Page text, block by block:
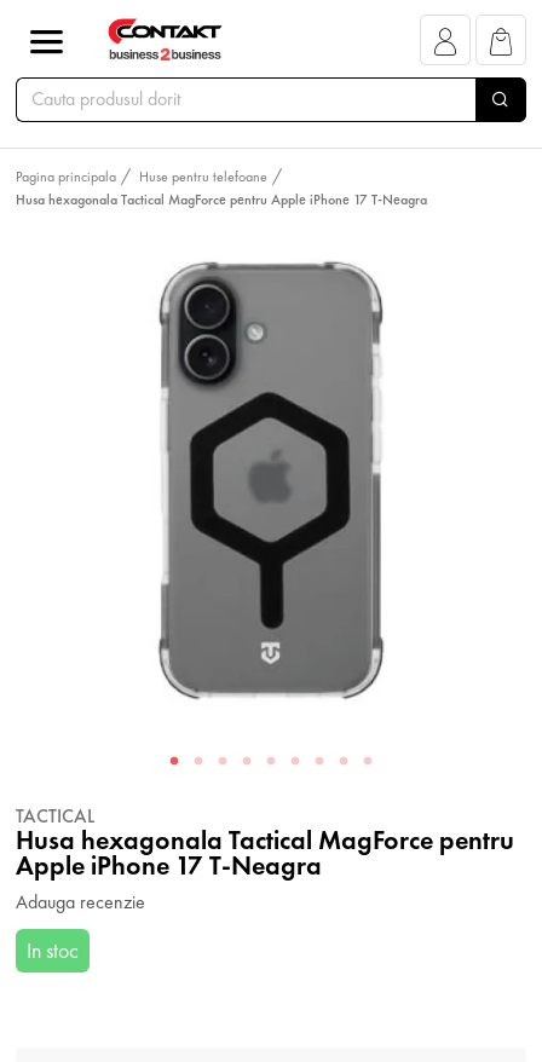
Pagina principala
Huse pentru telefoane
Husa hexagonala Tactical MagForce pentru Apple iPhone 17 T-Neagra
TACTICAL
Husa hexagonala Tactical MagForce pentru
Apple iPhone 17 T-Neagra
Adauga recenzie
In stoc